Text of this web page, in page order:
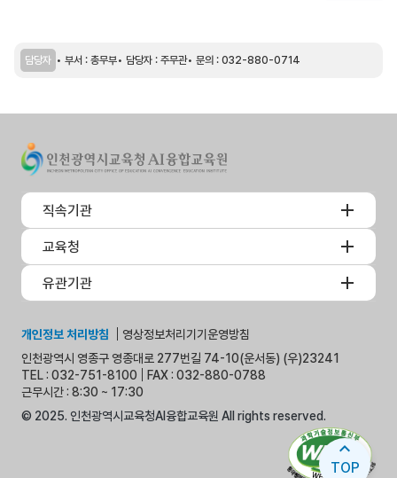
expand_less
TOP
담당자 부서 : 총무부 담당자 : 주무관 문의 : 032-880-0714
직속기관
교육청
유관기관
개인정보 처리방침
영상정보처리기기운영방침
인천광역시 영종구 영종대로 277번길 74-10(운서동) (우)23241
TEL : 032-751-8100
FAX : 032-880-0788
근무시간 : 8:30 ~ 17:30
© 2025. 인천광역시교육청AI융합교육원 All rights reserved.